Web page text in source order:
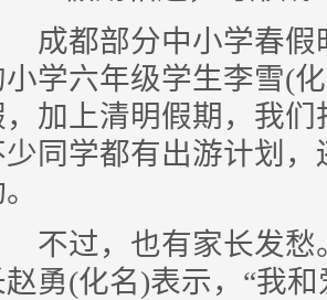
都部分中小学春假
小学六年级学生李雪(
，加上清明假期，我
少同学都有出游计划
过，也有家长发愁
赵勇(化名)表示，“我